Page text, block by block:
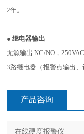
2年。
●继电器输出
无源输出 NC/NO，
3路继电器（报警点输出、
产品咨询